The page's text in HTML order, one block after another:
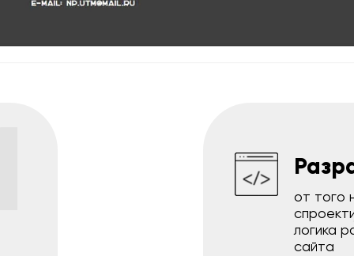
от того
логика
сайта